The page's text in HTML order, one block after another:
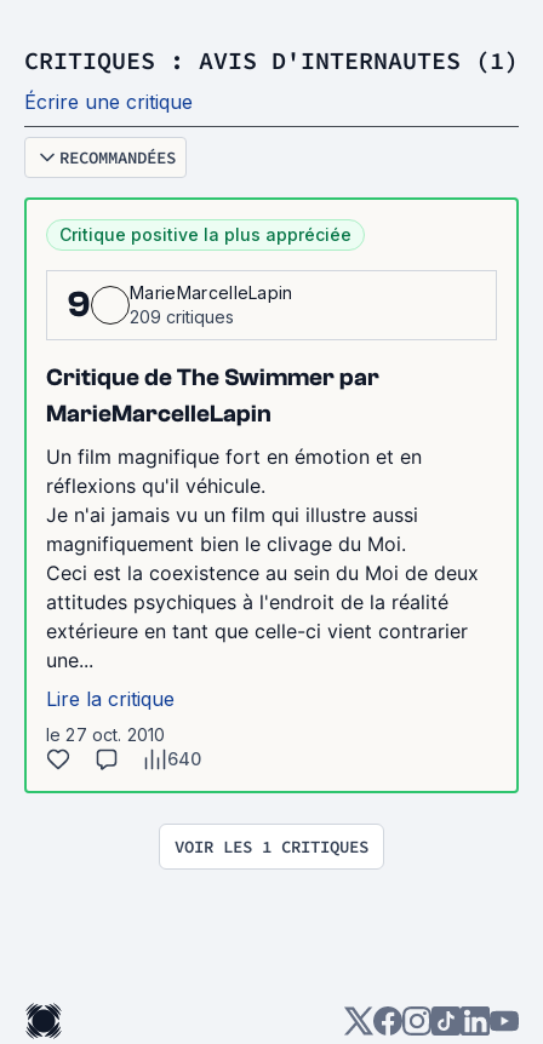
CRITIQUES : AVIS D'INTERNAUTES (1)
Écrire une critique
RECOMMANDÉES
Critique positive la plus appréciée
9
MarieMarcelleLapin
209 critiques
Critique de The Swimmer par
MarieMarcelleLapin
Un film magnifique fort en émotion et en
réflexions qu'il véhicule.
Je n'ai jamais vu un film qui illustre aussi
magnifiquement bien le clivage du Moi.
Ceci est la coexistence au sein du Moi de deux
attitudes psychiques à l'endroit de la réalité
extérieure en tant que celle-ci vient contrarier
une...
Lire la critique
le 27 oct. 2010
640
VOIR LES 1 CRITIQUES